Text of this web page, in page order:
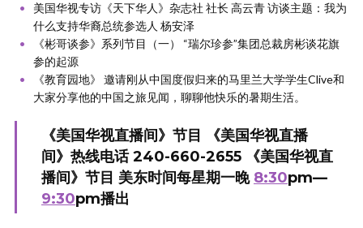
美国华视专访《天下华人》杂志社 社长 高云青 访谈主题：我为
什么支持华裔总统参选人 杨安泽
《彬哥谈参》系列节目（一） “瑞尔珍参”集团总裁房彬谈花旗
参的起源
《教育园地》 邀请刚从中国度假归来的马里兰大学学生Clive和
大家分享他的中国之旅见闻，聊聊他快乐的暑期生活。
《美国华视直播间》节目 《美国华视直播
间》热线电话 240-660-2655 《美国华视直
播间》节目 美东时间每星期一晚 8:30pm—
9:30pm播出